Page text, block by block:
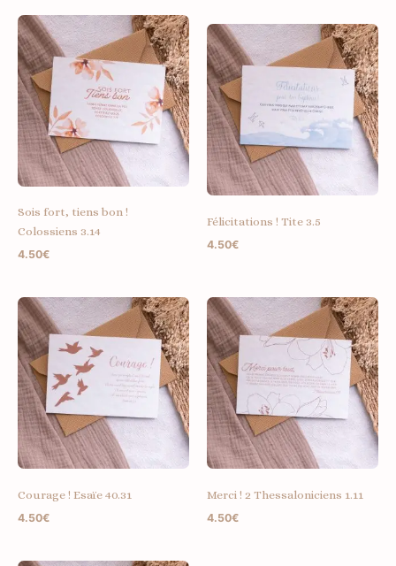
Sois fort, tiens bon !
Colossiens 3.14
4.50€
Félicitations ! Tite 3.5
4.50€
Courage ! Esaïe 40.31
4.50€
Merci ! 2 Thessaloniciens 1.11
4.50€